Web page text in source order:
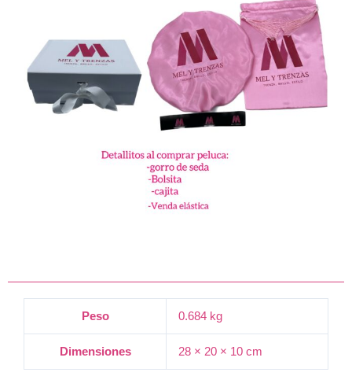
Peso 0.684 kg
Dimensiones 28 × 20 × 10 cm